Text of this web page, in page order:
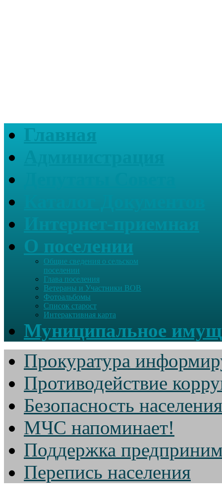
Главная
О поселении
Общие сведения о сельском
поселении
Глава поселения
Ветераны и Участники ВОВ
Фотоальбомы
Список старост
Интерактивная карта
Муниципальное
Прокуратура
Противодействие
Безопасность населения
МЧС напоминает!
Поддержка
Перепись населения